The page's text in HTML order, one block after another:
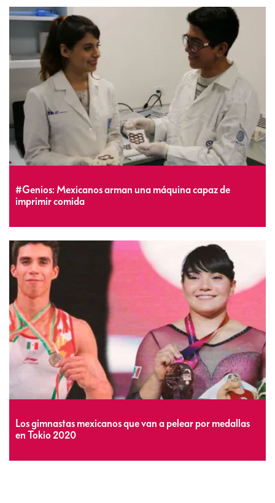
#Genios: Mexicanos arman una máquina capaz de
imprimir comida
Los gimnastas mexicanos que van a pelear por medallas
en Tokio 2020